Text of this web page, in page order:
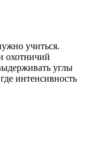
учиться.
охотничий
углы
интенсивность